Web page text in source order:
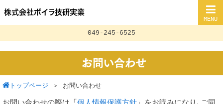
株式会社ボイラ技研実業
MENU
049-245-6525
お問い合わせ
トップページ ＞ お問い合わせ